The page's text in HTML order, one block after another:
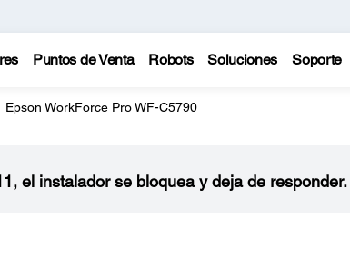
Puntos de Venta Robots Soluciones Soporte
Epson WorkForce Pro WF-C5790
el instalador se bloquea y deja de